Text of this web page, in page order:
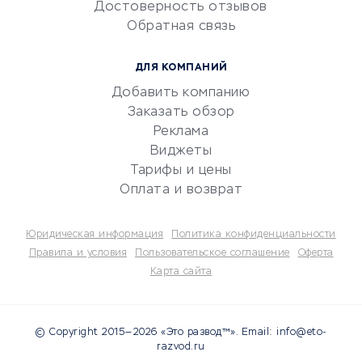
документооборот
Юридические компании
Бухгалтерия онлайн
Потребительские кредиты
Достоверность отзывов
Обратная связь
ДЛЯ КОМПАНИЙ
Добавить компанию
Заказать обзор
Реклама
Виджеты
Тарифы и цены
Оплата и возврат
Юридическая информация
Политика конфиденциальности
Правила и условия
Пользовательское соглашение
Оферта
Карта сайта
© Copyright 2015—2026 «Это развод™». Email: info@eto-
razvod.ru